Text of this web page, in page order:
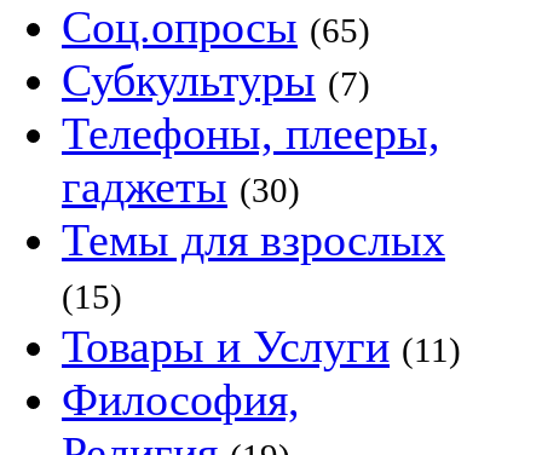
Соц.опросы (65)
Субкультуры (7)
Телефоны, плееры,
гаджеты (30)
Темы для взрослых
(15)
Товары и Услуги (11)
Философия,